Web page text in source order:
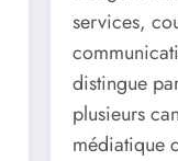
services,
distingue
plusieurs
médiatique